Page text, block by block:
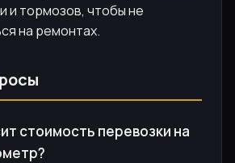
и тормозов, чтобы не
на ремонтах.
стоимость перевозки на